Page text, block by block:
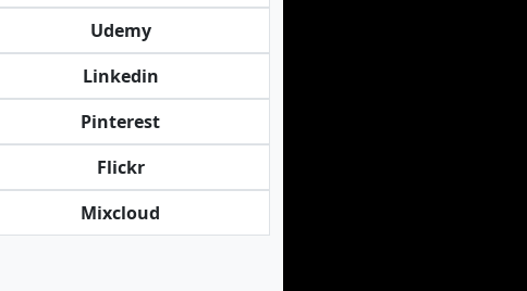
Udemy
Linkedin
Pinterest
Flickr
Mixcloud